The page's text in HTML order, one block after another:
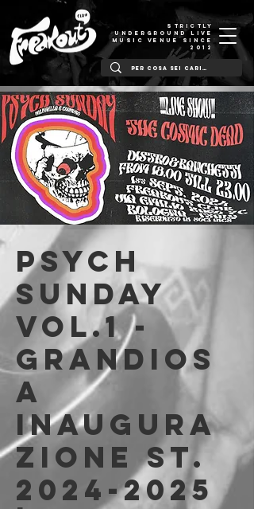
STRICTLY
UNDERGROUND LIVE
MUSIC VENUE SINCE
2012
PSYCH
SUNDAY
Vol.1 -
Grandios
a
inaugura
zione st.
2024-2025